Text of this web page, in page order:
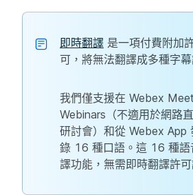
即時翻譯 是一項付費附加
可，將無法翻譯成多種字幕
我們僅支援在 Webex
Webinars（不適用於網路
研討會）和從 Webex App
錄 16 種口語。這 16 種語
譯功能，無需即時翻譯許